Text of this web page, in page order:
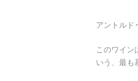
アントルド
このワイン
いう、最も